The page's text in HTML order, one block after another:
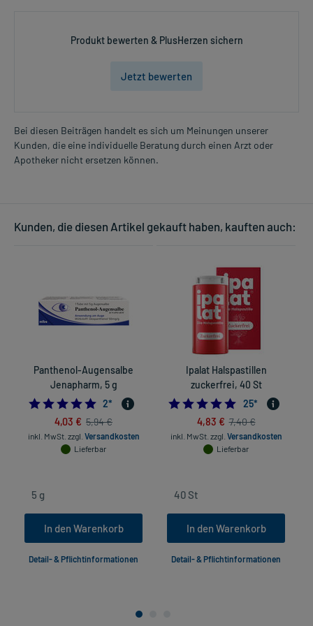
Produkt bewerten & PlusHerzen sichern
Jetzt bewerten
Bei diesen Beiträgen handelt es sich um Meinungen unserer
Kunden, die eine individuelle Beratung durch einen Arzt oder
Apotheker nicht ersetzen können.
Kunden, die diesen Artikel gekauft haben, kauften auch:
Panthenol-Augensalbe
Jenapharm, 5 g
5.0
2*
4,03 € 5,94 €
inkl. MwSt. zzgl. Versandkosten
Lieferbar
In den Warenkorb
Detail- & Pflichtinformationen
Ipalat Halspastillen
zuckerfrei, 40 St
4.8
25*
4,83 € 7,40 €
inkl. MwSt. zzgl. Versandkosten
Lieferbar
In den Warenkorb
Detail- & Pflichtinformationen